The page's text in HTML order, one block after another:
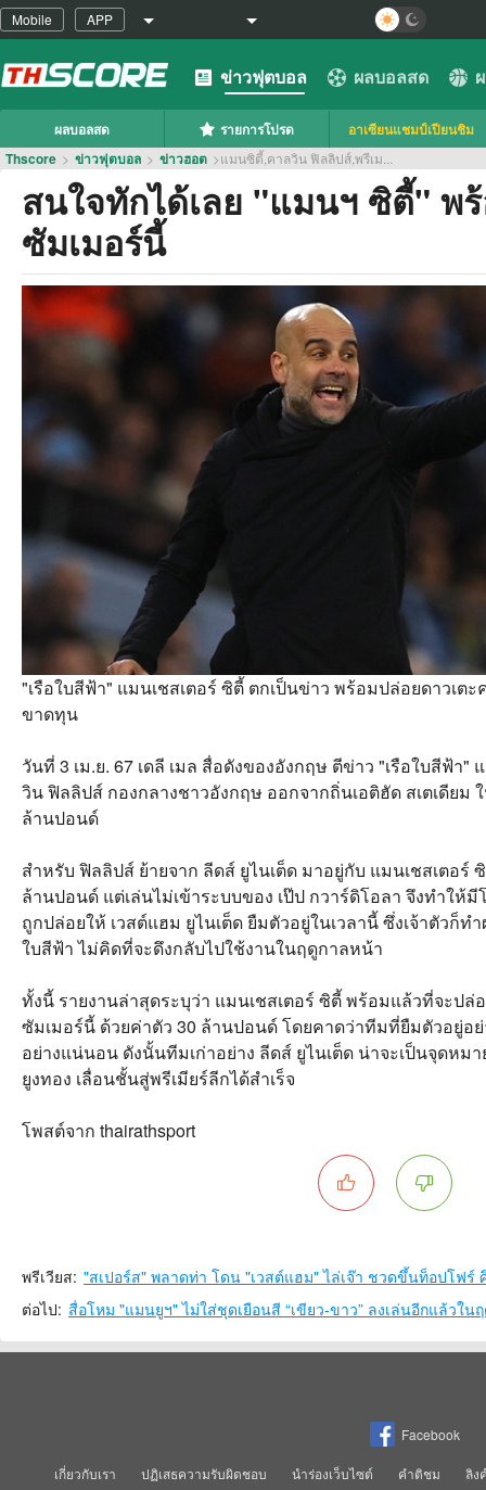
Mobile APP
ข่าวฟุตบอล ผลบอลสด
ผลบอลสด รายการโปรด
อาเซียนแชมป์เปียนชิม
Thscore > ข่าวฟุตบอล > ข่าวฮอต >แมนซิตี้,คาลวิน ฟิลลิปส์,พรีเม...
สนใจทักได้เลย "แมนฯ ซิตี้"
ซัมเมอร์นี้
"เรือใบสีฟ้า" แมนเชสเตอร์ ซิตี้ ตกเป็นข่าว พร้อมปล่อยดาวเ
ขาดทุน
วันที่ 3 เม.ย. 67 เดลี เมล สื่อดังของอังกฤษ ตีข่าว "เรือใบสีฟ้า
วิน ฟิลลิปส์ กองกลางชาวอังกฤษ ออกจากถิ่นเอติฮัด สเตเดียม
ล้านปอนด์
สำหรับ ฟิลลิปส์ ย้ายจาก ลีดส์ ยูไนเต็ด มาอยู่กับ แมนเชสเตอร์
ล้านปอนด์ แต่เล่นไม่เข้าระบบของ เป๊ป กวาร์ดิโอลา จึงทำให้
ถูกปล่อยให้ เวสต์แฮม ยูไนเต็ด ยืมตัวอยู่ในเวลานี้ ซึ่งเจ้าตัวก็ท
ใบสีฟ้า ไม่คิดที่จะดึงกลับไปใช้งานในฤดูกาลหน้า
ทั้งนี้ รายงานล่าสุดระบุว่า แมนเชสเตอร์ ซิตี้ พร้อมแล้วที่จะป
ซัมเมอร์นี้ ด้วยค่าตัว 30 ล้านปอนด์ โดยคาดว่าทีมที่ยืมตัวอยู่อ
อย่างแน่นอน ดังนั้นทีมเก่าอย่าง ลีดส์ ยูไนเต็ด น่าจะเป็นจุดหม
ยูงทอง เลื่อนชั้นสู่พรีเมียร์ลีกได้สำเร็จ
โพสต์จาก thairathsport
พรีเวียส: "สเปอร์ส" พลาดท่า โดน "เวสต์แฮม" ไล่เจ๊า ชวดขึ้นท็อปโฟร์
ต่อไป: สื่อโหม "แมนยูฯ" ไม่ใส่ชุดเยือนสี “เขียว-ขาว” ลงเล่นอีกแล้วใน
Facebook
เกี่ยวกับเรา ปฏิเสธความรับผิดชอบ นำร่องเว็บไซต์ คำติชม
ลิง